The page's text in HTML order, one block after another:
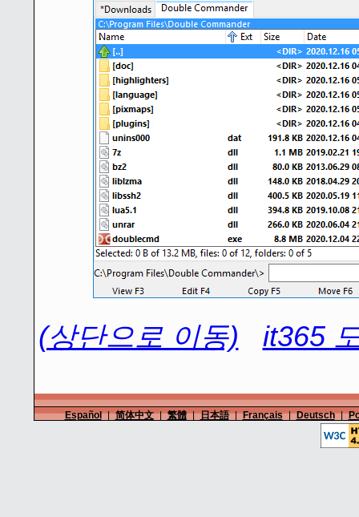
(상단으로 이동) it365
Español | 简体中文 | 繁體 | 日本語 | Français | Deutsch |